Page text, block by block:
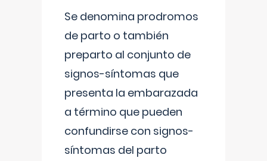
Se denomina prodromos
de parto o también
preparto al conjunto de
signos-síntomas que
presenta la embarazada
a término que pueden
confundirse con signos-
síntomas del parto